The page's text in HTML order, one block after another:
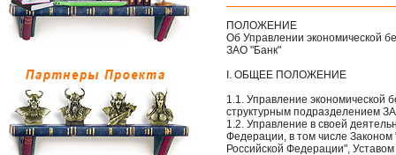
ПОЛОЖЕНИЕ
Об Управлении экономической
ЗАО "Банк"
I. ОБЩЕЕ ПОЛОЖЕНИЕ
1.1. Управление экономической
структурным подразделением
1.2. Управление в своей
Федерации, в том числе Законом
Российской Федерации",